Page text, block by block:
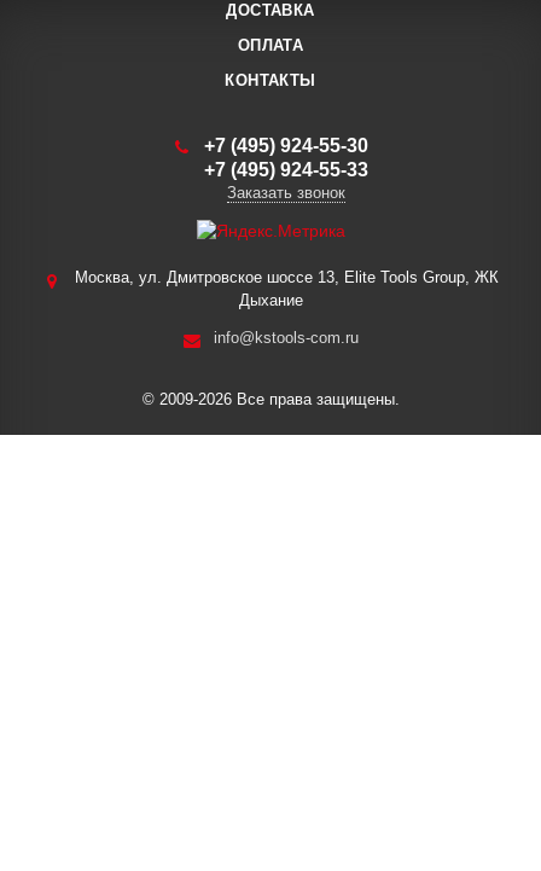
ДОСТАВКА
ОПЛАТА
КОНТАКТЫ
+7 (495) 924-55-30
+7 (495) 924-55-33
Заказать звонок
Москва, ул. Дмитровское шоссе 13, Elite Tools Group, ЖК
Дыхание
info@kstools-com.ru
© 2009-2026 Все права защищены.